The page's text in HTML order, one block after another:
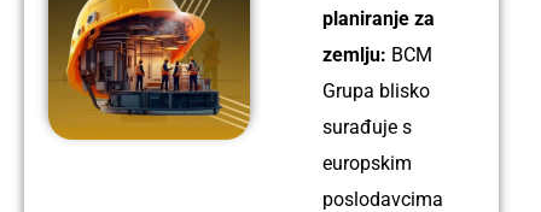
planiranje za
zemlju: BCM
Grupa blisko
surađuje s
europskim
poslodavcima